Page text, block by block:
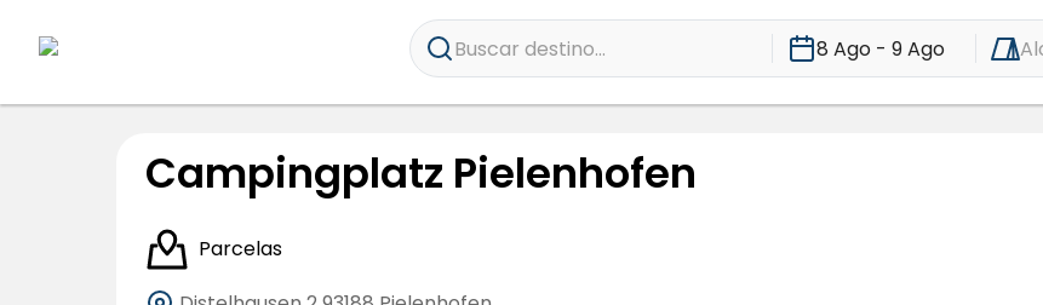
Buscar destino... 8 Ago - 9 Ago
Campingplatz Pielenhofen
Parcelas